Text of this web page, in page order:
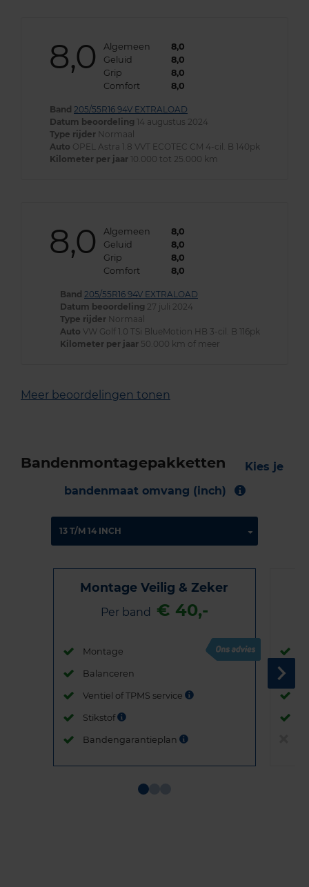
8,0 Algemeen
8,0
Geluid
8,0
Grip
8,0
Comfort
8,0
Band 205/55R16 94V EXTRALOAD
Datum beoordeling 14 augustus 2024
Type rijder Normaal
Auto OPEL Astra 1.8 VVT ECOTEC CM 4-cil. B 140pk
Kilometer per jaar 10.000 tot 25.000 km
8,0 Algemeen
8,0
Geluid
8,0
Grip
8,0
Comfort
8,0
Band 205/55R16 94V EXTRALOAD
Datum beoordeling 27 juli 2024
Type rijder Normaal
Auto VW Golf 1.0 TSi BlueMotion HB 3-cil. B 116pk
Kilometer per jaar 50.000 km of meer
Meer beoordelingen tonen
Bandenmontagepakketten
Kies je
bandenmaat omvang (inch)
Montage Veilig & Zeker
Per band € 40,-
Montage
Balanceren
Ventiel of TPMS service
Stikstof
Bandengarantieplan